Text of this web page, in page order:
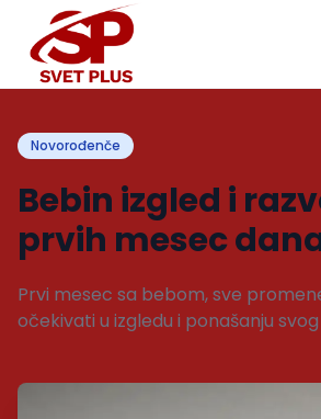
Novorođenče
Bebin izgled i
prvih mesec
Prvi mesec sa bebom, sve
očekivati u izgledu i ponašanju